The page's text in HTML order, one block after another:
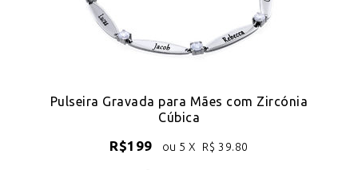
Pulseira Gravada para Mães com Zircónia
Cúbica
R$199 ou 5 X R$ 39.80